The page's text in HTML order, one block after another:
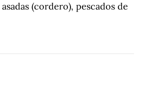
(cordero), pescados de